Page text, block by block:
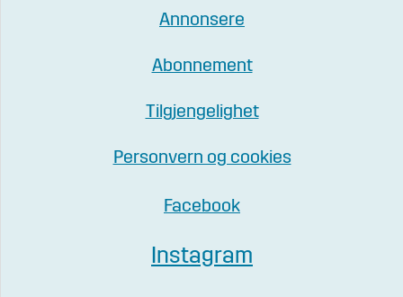
Annonsere
Abonnement
Tilgjengelighet
Personvern og cookies
Facebook
Instagram